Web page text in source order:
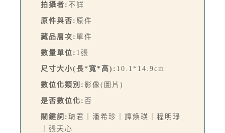
拍攝者: 不詳
原件與否: 原件
藏品層次: 單件
數量單位: 1張
尺寸大小(長*寬*高): 10.1*14.9cm
數位化類別: 影像(圖片)
是否數位化: 否
關鍵詞: 琦君｜潘希珍｜譚煥瑛｜程明琤
｜張天心